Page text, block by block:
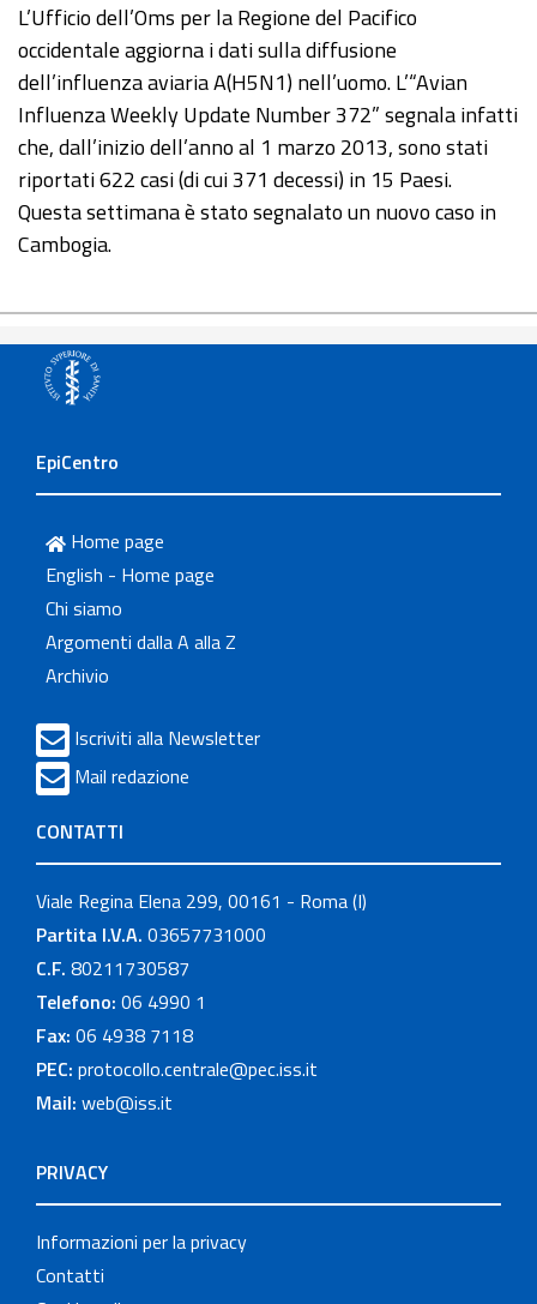
L’Ufficio dell’Oms per la Regione del Pacifico
occidentale aggiorna i dati sulla diffusione
dell’influenza aviaria A(H5N1) nell’uomo. L’“Avian
Influenza Weekly Update Number 372” segnala infatti
che, dall’inizio dell’anno al 1 marzo 2013, sono stati
riportati 622 casi (di cui 371 decessi) in 15 Paesi.
Questa settimana è stato segnalato un nuovo caso in
Cambogia.
EpiCentro
Home page
English - Home page
Chi siamo
Argomenti dalla A alla Z
Archivio
Iscriviti alla Newsletter
Mail redazione
CONTATTI
Viale Regina Elena 299, 00161 - Roma (I)
Partita I.V.A. 03657731000
C.F. 80211730587
Telefono: 06 4990 1
Fax: 06 4938 7118
PEC: protocollo.centrale@pec.iss.it
Mail: web@iss.it
PRIVACY
Informazioni per la privacy
Contatti